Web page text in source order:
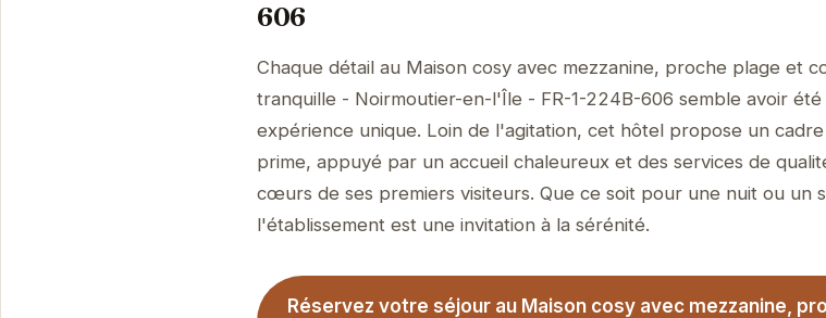
606
Chaque détail au Maison cosy avec mezzanine, proche plage et
tranquille - Noirmoutier-en-l'Île - FR-1-224B-606 semble avoir
expérience unique. Loin de l'agitation, cet hôtel propose un
prime, appuyé par un accueil chaleureux et des services de
cœurs de ses premiers visiteurs. Que ce soit pour une nuit ou un
l'établissement est une invitation à la sérénité.
Réservez votre séjour au Maison cosy avec mezzanine,